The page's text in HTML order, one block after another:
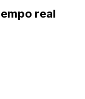
real